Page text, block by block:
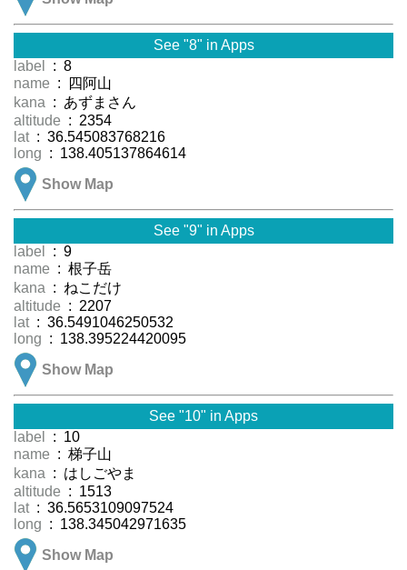
See "8" in Apps
label
: 8
name : 四阿山
kana : あずまさん
altitude : 2354
lat : 36.545083768216
long : 138.405137864614
Show Map
See "9" in Apps
label
: 9
name : 根子岳
kana : ねこだけ
altitude : 2207
lat : 36.5491046250532
long : 138.395224420095
Show Map
See "10" in Apps
label
: 10
name : 梯子山
kana : はしごやま
altitude : 1513
lat : 36.5653109097524
long : 138.345042971635
Show Map